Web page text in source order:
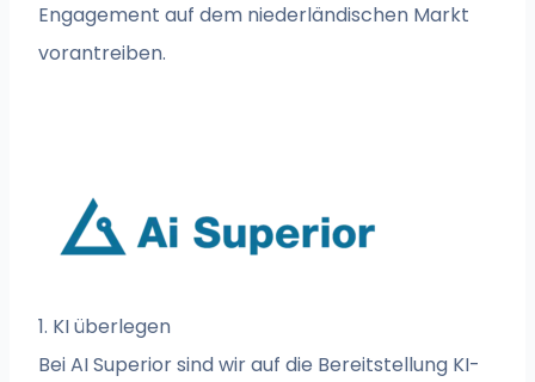
Engagement auf dem niederländischen Markt
vorantreiben.
1. KI überlegen
Bei AI Superior sind wir auf die Bereitstellung KI-